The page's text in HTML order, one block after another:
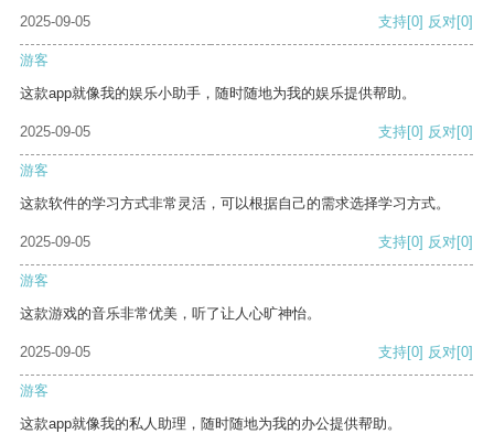
2025-09-05
支持[0] 反对[0]
游客
这款app就像我的娱乐小助手，随时随地为我的娱乐提供帮助。
2025-09-05 支持[0] 反对[0]
游客
这款软件的学习方式非常灵活，可以根据自己的需求选择学习方式。
2025-09-05 支持[0] 反对[0]
游客
这款游戏的音乐非常优美，听了让人心旷神怡。
2025-09-05 支持[0] 反对[0]
游客
这款app就像我的私人助理，随时随地为我的办公提供帮助。